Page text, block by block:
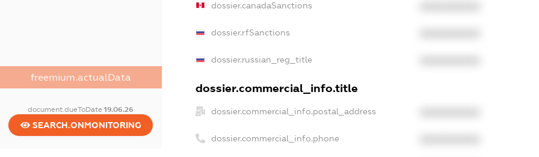
freemium.actualData
document.dueToDate19.06.26
SEARCH.ONMONITORING
dossier.canadaSanctions
dossier.rfSanctions
dossier.russian_reg_title
dossier.commercial_info.title
dossier.commercial_info.postal_address
dossier.commercial_info.phone